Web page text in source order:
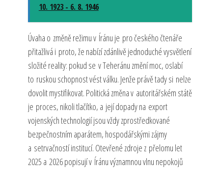
10. 1923 - 6. 8. 1946
Úvaha o změně režimu v Íránu je pro českého čtenáře
přitažlivá i proto, že nabízí zdánlivě jednoduché vysvětlení
složité reality: pokud se v Teheránu změní moc, oslabí
to ruskou schopnost vést válku. Jenže právě tady si nelze
dovolit mystifikovat. Politická změna v autoritářském státě
je proces, nikoli tlačítko, a její dopady na export
vojenských technologií jsou vždy zprostředkované
bezpečnostním aparátem, hospodářskými zájmy
a setrvačností institucí. Otevřené zdroje z přelomu let
2025 a 2026 popisují v Íránu významnou vlnu nepokojů